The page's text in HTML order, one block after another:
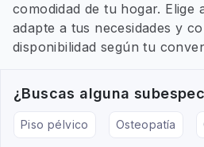
comodidad de tu hogar. Elige
adapte a tus necesidades y
disponibilidad según tu
¿Buscas alguna
Piso pélvico Osteopatía